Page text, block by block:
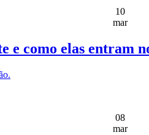
10
mar
e como elas entram
08
mar